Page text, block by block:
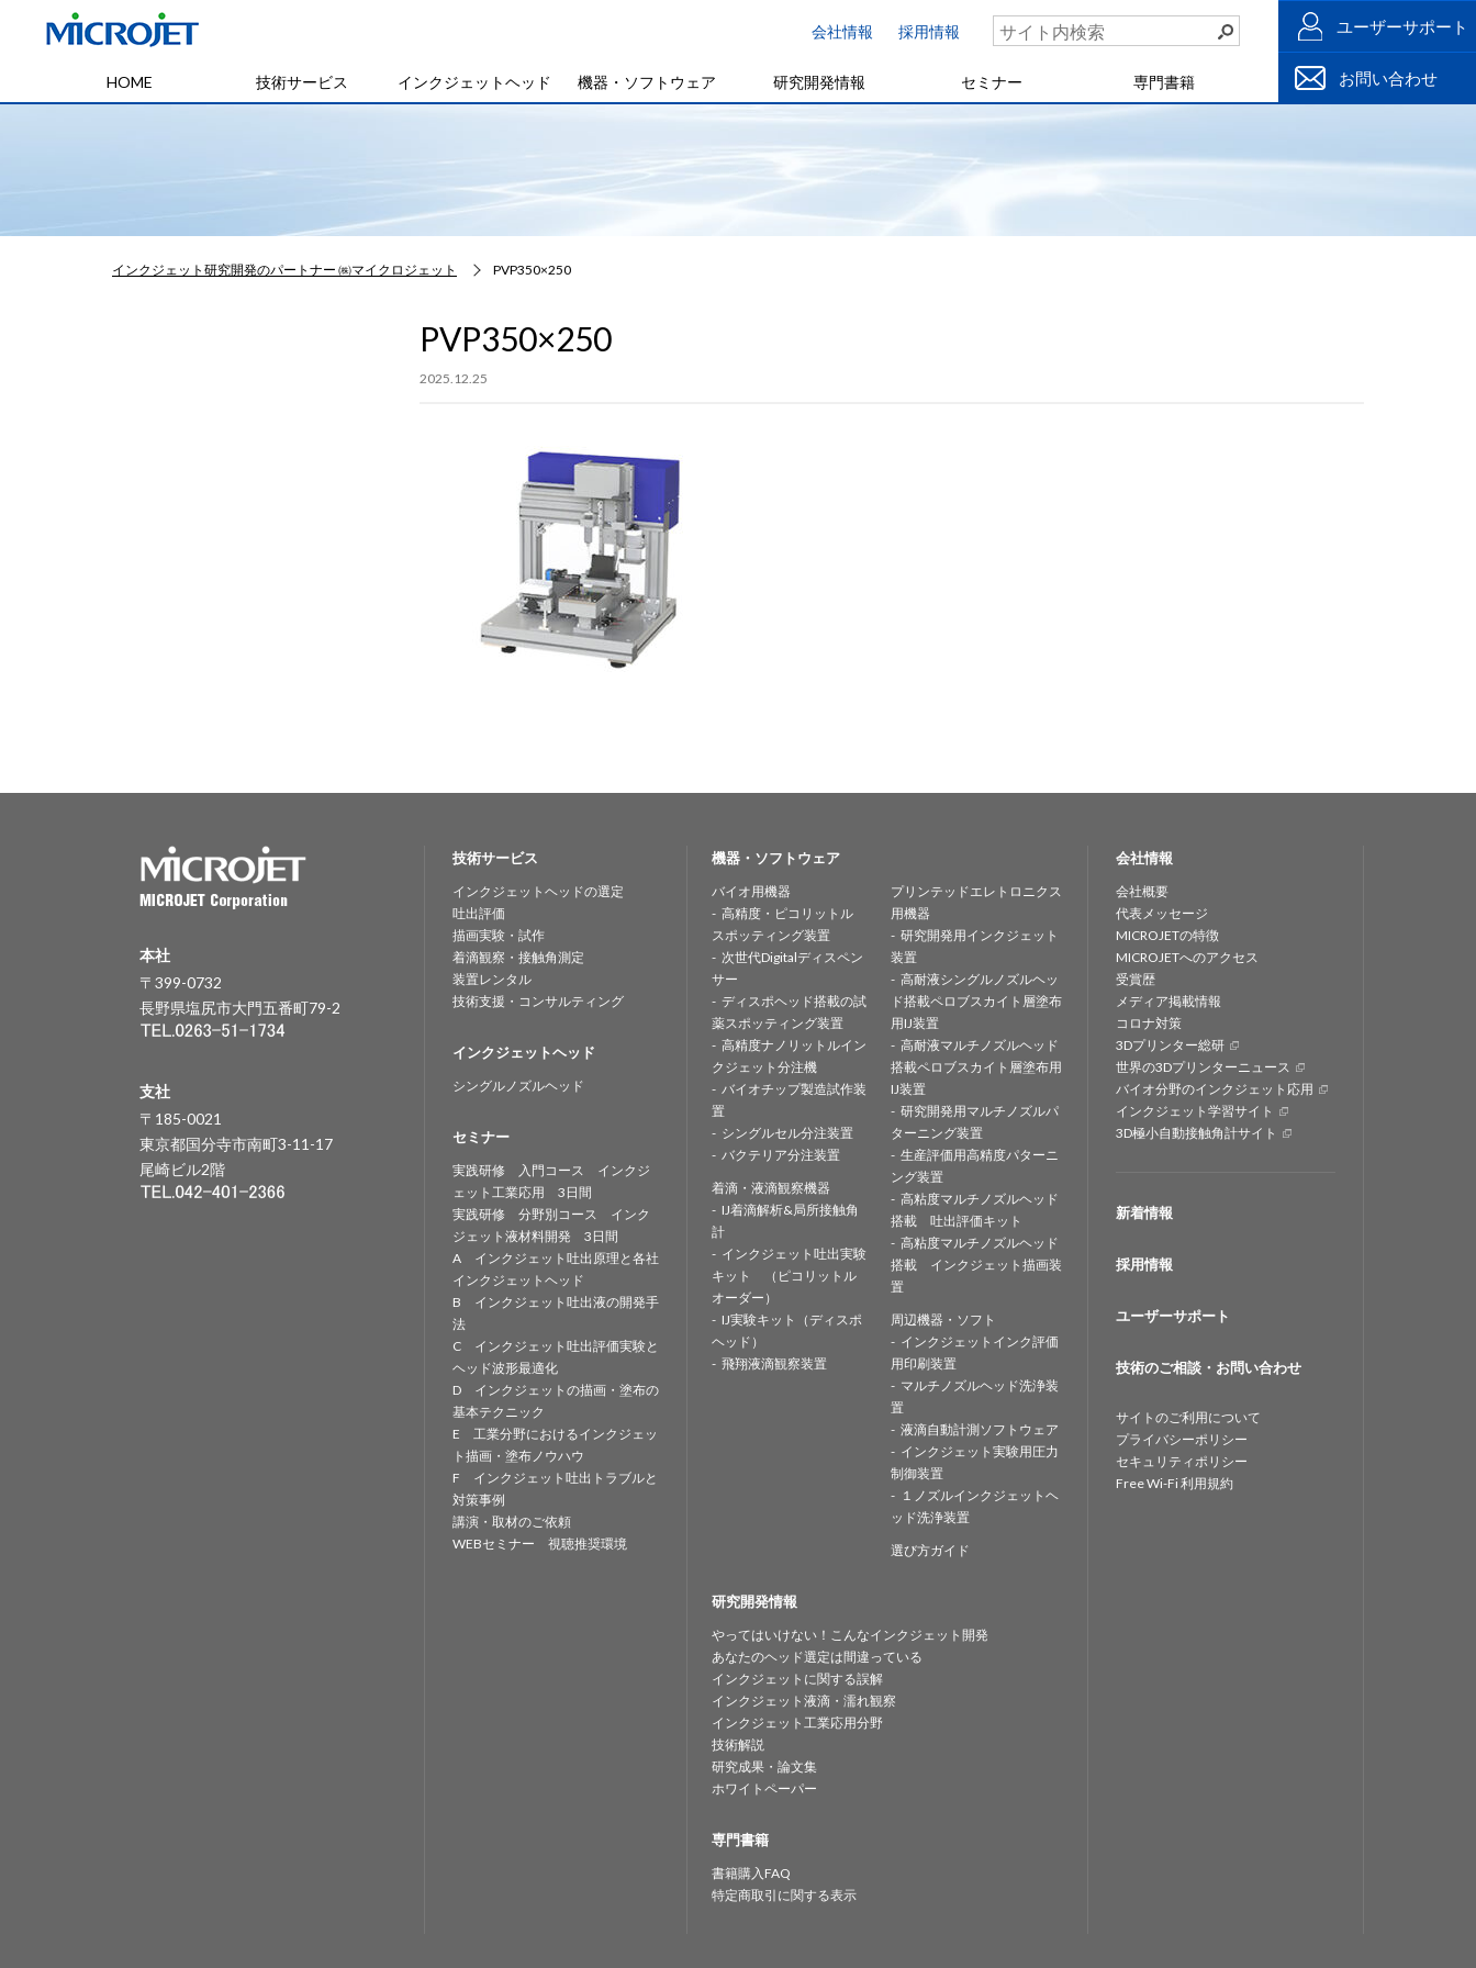
会社情報 採用情報
HOME 技術サービス インクジェットヘッド 機器・ソフトウェア 研究開発情報 セミナー 専門書籍
ユーザーサポート
お問い合わせ
インクジェット研究開発のパートナー ㈱マイクロジェット PVP350×250
PVP350×250
2025.12.25
本社
〒399-0732
長野県塩尻市大門五番町79-2
支社
〒185-0021
東京都国分寺市南町3-11-17
尾崎ビル2階
技術サービス
インクジェットヘッドの選定
吐出評価
描画実験・試作
着滴観察・接触角測定
装置レンタル
技術支援・コンサルティング
インクジェットヘッド
シングルノズルヘッド
セミナー
実践研修 入門コース インクジ
ェット工業応用 3日間
実践研修 分野別コース インク
ジェット液材料開発 3日間
A インクジェット吐出原理と各社
インクジェットヘッド
B インクジェット吐出液の開発手
法
C インクジェット吐出評価実験と
ヘッド波形最適化
D インクジェットの描画・塗布の
基本テクニック
E 工業分野におけるインクジェッ
ト描画・塗布ノウハウ
F インクジェット吐出トラブルと
対策事例
講演・取材のご依頼
WEBセミナー 視聴推奨環境
機器・ソフトウェア
バイオ用機器
高精度・ピコリットル
スポッティング装置
次世代Digitalディスペン
サー
ディスポヘッド搭載の試
薬スポッティング装置
高精度ナノリットルイン
クジェット分注機
バイオチップ製造試作装
置
シングルセル分注装置
バクテリア分注装置
着滴・液滴観察機器
IJ着滴解析&局所接触角
計
インクジェット吐出実験
キット （ピコリットル
オーダー）
IJ実験キット（ディスポ
ヘッド）
飛翔液滴観察装置
プリンテッドエレトロニクス
用機器
研究開発用インクジェット
装置
高耐液シングルノズルヘッ
ド搭載ペロブスカイト層塗布
用IJ装置
高耐液マルチノズルヘッド
搭載ペロブスカイト層塗布用
IJ装置
研究開発用マルチノズルパ
ターニング装置
生産評価用高精度パターニ
ング装置
高粘度マルチノズルヘッド
搭載 吐出評価キット
高粘度マルチノズルヘッド
搭載 インクジェット描画装
置
周辺機器・ソフト
インクジェットインク評価
用印刷装置
マルチノズルヘッド洗浄装
置
液滴自動計測ソフトウェア
インクジェット実験用圧力
制御装置
１ノズルインクジェットヘ
ッド洗浄装置
選び方ガイド
研究開発情報
やってはいけない！こんなインクジェット開発
あなたのヘッド選定は間違っている
インクジェットに関する誤解
インクジェット液滴・濡れ観察
インクジェット工業応用分野
技術解説
研究成果・論文集
ホワイトペーパー
専門書籍
書籍購入FAQ
特定商取引に関する表示
会社情報
会社概要
代表メッセージ
MICROJETの特徴
MICROJETへのアクセス
受賞歴
メディア掲載情報
コロナ対策
3Dプリンター総研
世界の3Dプリンターニュース
バイオ分野のインクジェット応用
インクジェット学習サイト
3D極小自動接触角計サイト
新着情報
採用情報
ユーザーサポート
技術のご相談・お問い合わせ
サイトのご利用について
プライバシーポリシー
セキュリティポリシー
Free Wi-Fi 利用規約